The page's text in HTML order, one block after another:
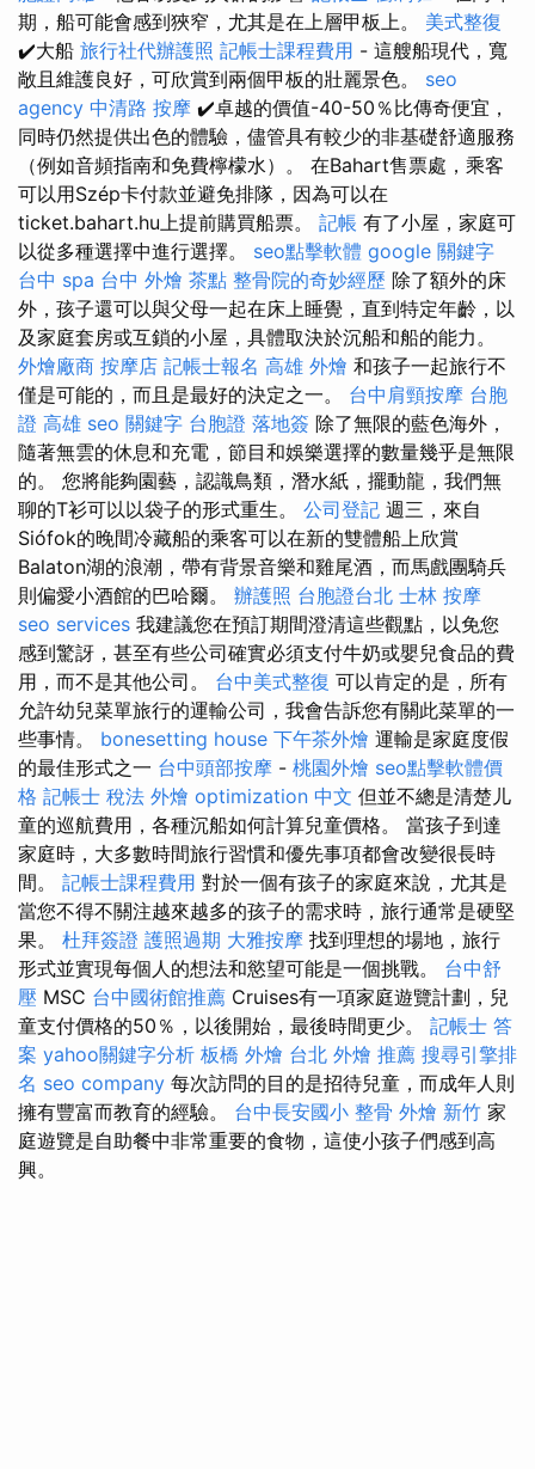
期，船可能會感到狹窄，尤其是在上層甲板上。 美式整復
✔️大船 旅行社代辦護照 記帳士課程費用 - 這艘船現代，寬
敞且維護良好，可欣賞到兩個甲板的壯麗景色。 seo
agency 中清路 按摩 ✔️卓越的價值-40-50％比傳奇便宜，
同時仍然提供出色的體驗，儘管具有較少的非基礎舒適服務
（例如音頻指南和免費檸檬水）。 在Bahart售票處，乘客
可以用Szép卡付款並避免排隊，因為可以在
ticket.bahart.hu上提前購買船票。 記帳 有了小屋，家庭可
以從多種選擇中進行選擇。 seo點擊軟體 google 關鍵字
台中 spa 台中 外燴 茶點 整骨院的奇妙經歷 除了額外的床
外，孩子還可以與父母一起在床上睡覺，直到特定年齡，以
及家庭套房或互鎖的小屋，具體取決於沉船和船的能力。
外燴廠商 按摩店 記帳士報名 高雄 外燴 和孩子一起旅行不
僅是可能的，而且是最好的決定之一。 台中肩頸按摩 台胞
證 高雄 seo 關鍵字 台胞證 落地簽 除了無限的藍色海外，
隨著無雲的休息和充電，節目和娛樂選擇的數量幾乎是無限
的。 您將能夠園藝，認識鳥類，潛水紙，擺動龍，我們無
聊的T衫可以以袋子的形式重生。 公司登記 週三，來自
Siófok的晚間冷藏船的乘客可以在新的雙體船上欣賞
Balaton湖的浪潮，帶有背景音樂和雞尾酒，而馬戲團騎兵
則偏愛小酒館的巴哈爾。 辦護照 台胞證台北 士林 按摩
seo services 我建議您在預訂期間澄清這些觀點，以免您
感到驚訝，甚至有些公司確實必須支付牛奶或嬰兒食品的費
用，而不是其他公司。 台中美式整復 可以肯定的是，所有
允許幼兒菜單旅行的運輸公司，我會告訴您有關此菜單的一
些事情。 bonesetting house 下午茶外燴 運輸是家庭度假
的最佳形式之一 台中頭部按摩 - 桃園外燴 seo點擊軟體價
格 記帳士 稅法 外燴 optimization 中文 但並不總是清楚儿
童的巡航費用，各種沉船如何計算兒童價格。 當孩子到達
家庭時，大多數時間旅行習慣和優先事項都會改變很長時
間。 記帳士課程費用 對於一個有孩子的家庭來說，尤其是
當您不得不關注越來越多的孩子的需求時，旅行通常是硬堅
果。 杜拜簽證 護照過期 大雅按摩 找到理想的場地，旅行
形式並實現每個人的想法和慾望可能是一個挑戰。 台中舒
壓 MSC 台中國術館推薦 Cruises有一項家庭遊覽計劃，兒
童支付價格的50％，以後開始，最後時間更少。 記帳士 答
案 yahoo關鍵字分析 板橋 外燴 台北 外燴 推薦 搜尋引擎排
名 seo company 每次訪問的目的是招待兒童，而成年人則
擁有豐富而教育的經驗。 台中長安國小 整骨 外燴 新竹 家
庭遊覽是自助餐中非常重要的食物，這使小孩子們感到高
興。